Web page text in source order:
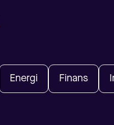
Energi Finans